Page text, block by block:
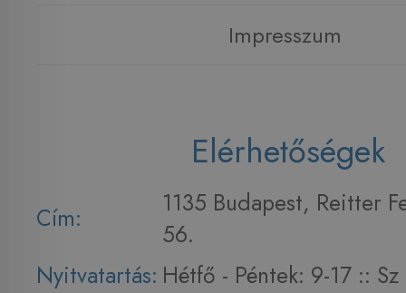
Impresszum
Elérhetőségek
Cím:
1135 Budapest, Reitter
56.
Nyitvatartás: Hétfő - Péntek: 9-17 :: Sz